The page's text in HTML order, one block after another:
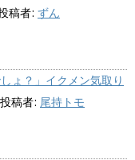
稿者: ずん
ょ？」イクメン気取り
投稿者: 尾持トモ